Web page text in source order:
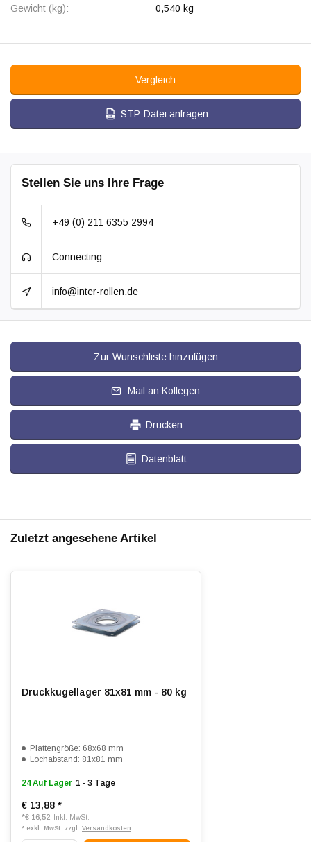
Gewicht (kg): 0,540 kg
Vergleich
STP-Datei anfragen
Stellen Sie uns Ihre Frage
+49 (0) 211 6355 2994
Connecting
info@inter-rollen.de
Zur Wunschliste hinzufügen
Mail an Kollegen
Drucken
Datenblatt
Zuletzt angesehene Artikel
Druckkugellager 81x81 mm - 80 kg
Plattengröße: 68x68 mm
Lochabstand: 81x81 mm
24 Auf Lager 1 - 3 Tage
€ 13,88 *
*€ 16,52 Inkl. MwSt.
* exkl. MwSt. zzgl. Versandkosten